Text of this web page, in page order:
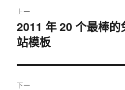
章
导
航
上一
上
篇
章：
2011 年 20 个最棒
站模板
下一